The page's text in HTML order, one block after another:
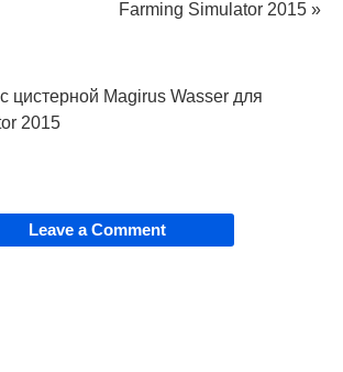
Farming Simulator 2015 »
цистерной Magirus Wasser для
2015
Leave a Comment